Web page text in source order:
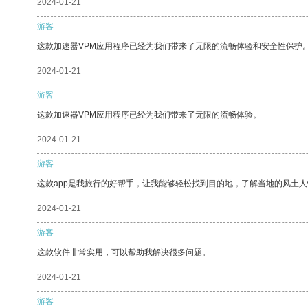
2024-01-21
游客
这款加速器VPM应用程序已经为我们带来了无限的流畅体验和安全性保护
2024-01-21
游客
这款加速器VPM应用程序已经为我们带来了无限的流畅体验。
2024-01-21
游客
这款app是我旅行的好帮手，让我能够轻松找到目的地，了解当地的风土
2024-01-21
游客
这款软件非常实用，可以帮助我解决很多问题。
2024-01-21
游客